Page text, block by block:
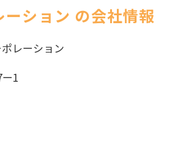
ション の会社情報
レーション
1